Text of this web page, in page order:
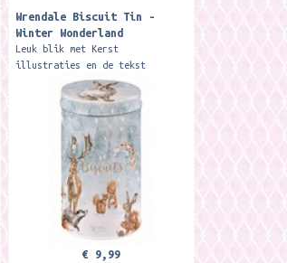
Wrendale Biscuit Tin -
Winter Wonderland
Leuk blik met Kerst
illustraties en de tekst
'biscuits'. Merk: Wrendale
Designs Formaat: ca.15 x 8 cm.
€ 9,99